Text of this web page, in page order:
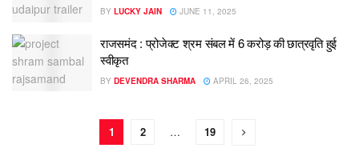
BY LUCKY JAIN JUNE 11, 2025
राजसमंद : प्रोजेक्ट श्रम संबल में 6 करोड़ की छात्रवृति हुई
स्वीकृत
BY DEVENDRA SHARMA APRIL 26, 2025
1 2 … 19